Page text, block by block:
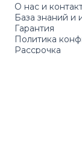
О нас и
База знаний и
Гарантия
Политика
Рассрочка